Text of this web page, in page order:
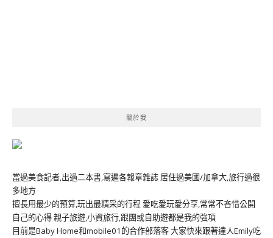
關於我
當過美食記者,出過二本書,寫遍各報章雜誌 居住過美國/加拿大,旅行過很
多地方
擅長用最少的預算,玩出最精采的行程 愛吃愛玩愛分享,常常不吝惜公開
自己的心得 親子旅遊,小資旅行,跟團或自助遊都是我的強項
目前是Baby Home和mobile01的合作部落客 大家快來跟著達人Emily吃